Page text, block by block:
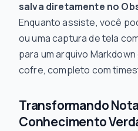
salva diretamente no
Enquanto assiste, você
ou uma captura de tela
para um arquivo
cofre, completo com
Transformando
Conhecimento